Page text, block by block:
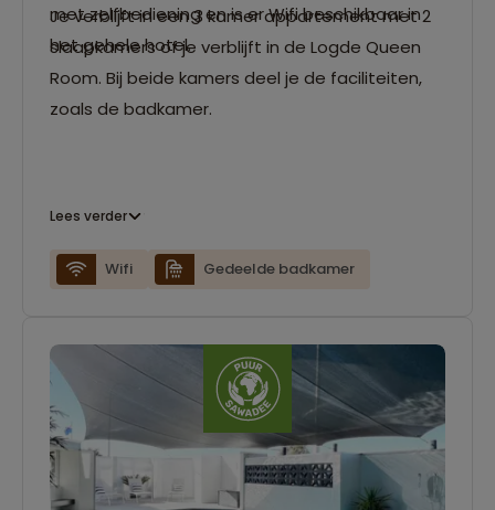
met zelfbediening en is er Wifi beschikbaar in
het gehele hotel.
Je verblijft in een 3 kamer appartement met 2
slaapkamers of je verblijft in de Logde Queen
Room. Bij beide kamers deel je de faciliteiten,
zoals de badkamer.
Lees verder
Wifi Gedeelde badkamer